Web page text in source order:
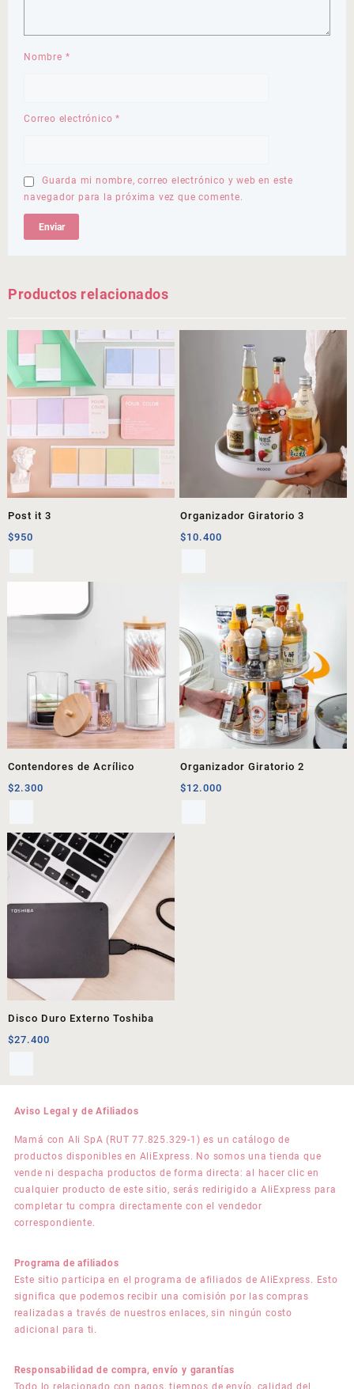
Nombre *
Correo electrónico*
Guarda mi nombre, correo electrónico y web en este
navegador para la próxima vez que comente.
Productos relacionados
Post it 3
$950
Organizador Giratorio 3
$10.400
Contendores de Acrílico
$2.300
Organizador Giratorio 2
$12.000
Disco Duro Externo Toshiba
$27.400
Aviso Legal y de Afiliados
Mamá con Ali SpA (RUT 77.825.329-1) es un catálogo de
productos disponibles en AliExpress. No somos una tienda que
vende ni despacha productos de forma directa: al hacer clic en
cualquier producto de este sitio, serás redirigido a AliExpress para
completar tu compra directamente con el vendedor
correspondiente.
Programa de afiliados
Este sitio participa en el programa de afiliados de AliExpress. Esto
significa que podemos recibir una comisión por las compras
realizadas a través de nuestros enlaces, sin ningún costo
adicional para ti.
Responsabilidad de compra, envío y garantías
Todo lo relacionado con pagos, tiempos de envío, calidad del